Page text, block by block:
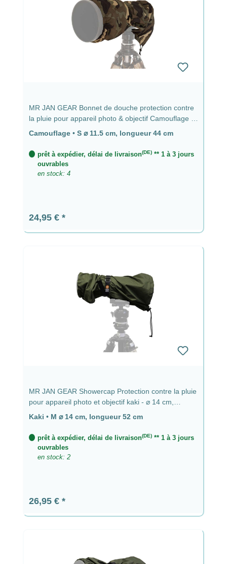
MR JAN GEAR Bonnet de douche protection contre
la pluie pour appareil photo & objectif Camouflage -
⌀ 11,5 cm, longueur 44 cm
Camouflage • S ⌀ 11.5 cm, longueur 44 cm
prêt à expédier, délai de livraison(DE)** 1 à 3 jours
ouvrables
en stock: 4
Prix régulier :
24,95 €
MR JAN GEAR Showercap Protection contre la pluie
pour appareil photo et objectif kaki - ⌀ 14 cm,
longueur 52 cm
Kaki • M ⌀ 14 cm, longueur 52 cm
prêt à expédier, délai de livraison(DE)** 1 à 3 jours
ouvrables
en stock: 2
Prix régulier :
26,95 €